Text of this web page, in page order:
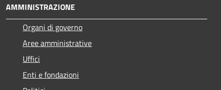
AMMINISTRAZIONE
Organi di governo
Aree amministrative
Uffici
Enti e fondazioni